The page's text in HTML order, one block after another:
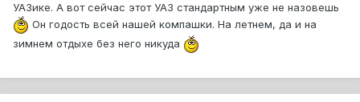
УАЗике. А вот сейчас этот УАЗ стандартным уже не назовешь
Он годость всей нашей компашки. На летнем, да и на
зимнем отдыхе без него никуда